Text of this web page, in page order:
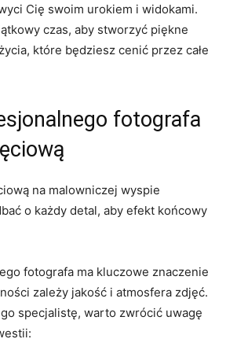
Cię swoim urokiem‍ i widokami.
czas, aby ‌stworzyć piękne
które będziesz cenić przez całe⁤
fotografa
na malowniczej wyspie‍
o każdy detal, aby efekt końcowy
fotografa ma kluczowe znaczenie
zależy jakość i atmosfera ​zdjęć.
specjalistę, warto zwrócić uwagę